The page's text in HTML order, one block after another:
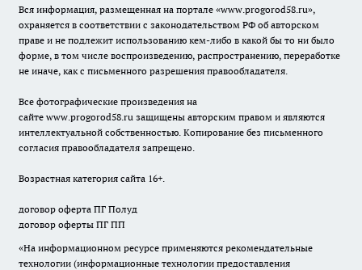
Вся информация, размещенная на портале «www.progorod58.ru»,
охраняется в соответствии с законодательством РФ об авторском
праве и не подлежит использованию кем-либо в какой бы то ни было
форме, в том числе воспроизведению, распространению, переработке
не иначе, как с письменного разрешения правообладателя.
Все фотографические произведения на
сайте www.progorod58.ru защищены авторским правом и являются
интеллектуальной собственностью. Копирование без письменного
согласия правообладателя запрещено.
Возрастная категория сайта 16+.
договор оферта ПГ Полуд
договор оферты ПГ ПП
«На информационном ресурсе применяются рекомендательные
технологии (информационные технологии предоставления